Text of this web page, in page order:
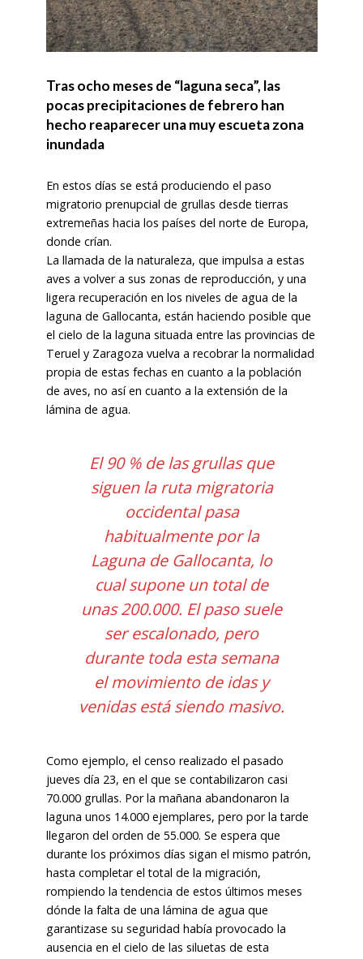
Tras ocho meses de “laguna seca”, las
pocas precipitaciones de febrero han
hecho reaparecer una muy escueta zona
inundada
En estos días se está produciendo el paso
migratorio prenupcial de grullas desde tierras
extremeñas hacia los países del norte de Europa,
donde crían.
La llamada de la naturaleza, que impulsa a estas
aves a volver a sus zonas de reproducción, y una
ligera recuperación en los niveles de agua de la
laguna de Gallocanta, están haciendo posible que
el cielo de la laguna situada entre las provincias de
Teruel y Zaragoza vuelva a recobrar la normalidad
propia de estas fechas en cuanto a la población
de aves, no así en cuanto a la extensión de la
lámina de agua.
El 90 % de las grullas que
siguen la ruta migratoria
occidental pasa
habitualmente por la
Laguna de Gallocanta, lo
cual supone un total de
unas 200.000. El paso suele
ser escalonado, pero
durante toda esta semana
el movimiento de idas y
venidas está siendo masivo.
Como ejemplo, el censo realizado el pasado
jueves día 23, en el que se contabilizaron casi
70.000 grullas. Por la mañana abandonaron la
laguna unos 14.000 ejemplares, pero por la tarde
llegaron del orden de 55.000. Se espera que
durante los próximos días sigan el mismo patrón,
hasta completar el total de la migración,
rompiendo la tendencia de estos últimos meses
dónde la falta de una lámina de agua que
garantizase su seguridad había provocado la
ausencia en el cielo de las siluetas de esta